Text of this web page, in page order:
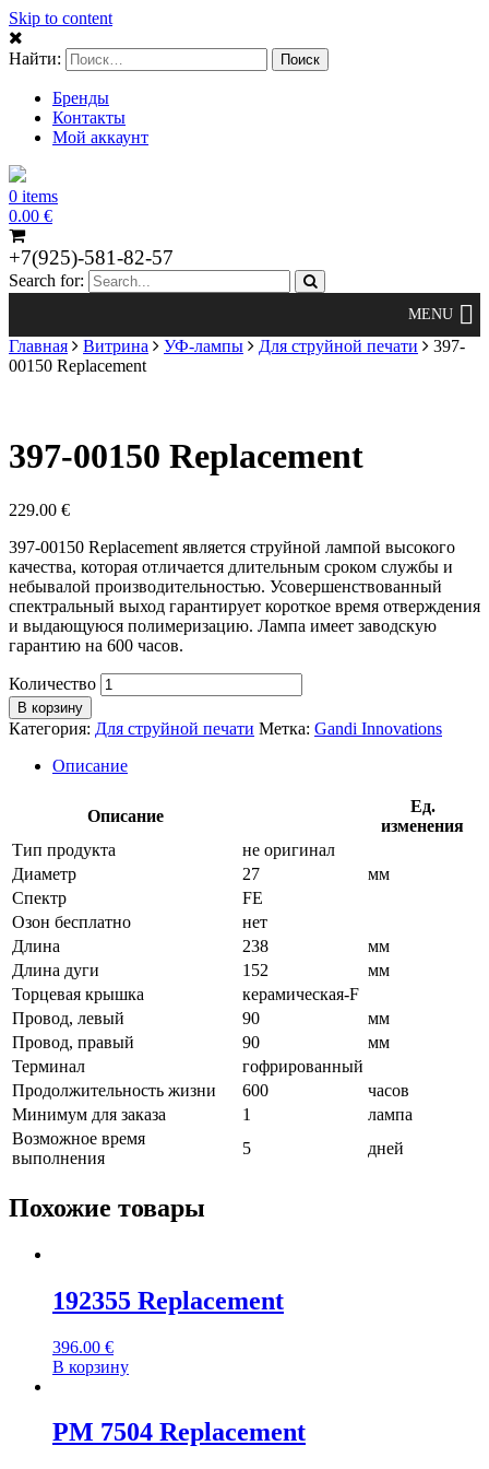
Skip to content
Найти:
Бренды
Контакты
Мой аккаунт
0 items
0.00 €
+7(925)-581-82-57
Search for:
Главная Витрина УФ-лампы Для струйной печати
397-
00150 Replacement
397-00150 Replacement
229.00 €
397-00150 Replacement является струйной лампой высокого
качества, которая отличается длительным сроком службы и
небывалой производительностью. Усовершенствованный
спектральный выход гарантирует короткое время отверждения
и выдающуюся полимеризацию. Лампа имеет заводскую
гарантию на 600 часов.
Количество
В корзину
Категория: Для струйной печати Метка: Gandi Innovations
Описание
Описание
Ед.
изменения
Тип продукта
не оригинал
Диаметр
27
мм
Спектр
FE
Озон бесплатно
нет
Длина
238
мм
Длина дуги
152
мм
Торцевая крышка
керамическая-F
Провод, левый
90
мм
Провод, правый
90
мм
Терминал
гофрированный
Продолжительность жизни
600
часов
Минимум для заказа
1
лампа
Возможное время
выполнения
5 дней
Похожие товары
192355 Replacement
396.00 €
В корзину
PM 7504 Replacement